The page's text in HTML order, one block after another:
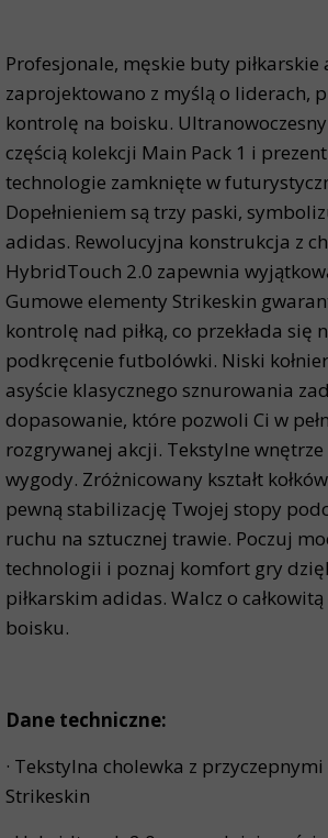
Profesjonale, męskie buty piłkarskie
zaprojektowano z myślą o liderach,
kontrolę na boisku.
częścią kolekcji Main Pack 1 i
technologie zamknięte w
Dopełnieniem są trzy paski,
adidas. Rewolucyjna konstrukcja z
HybridTouch 2.0 zapewnia
Gumowe elementy Strikeskin
kontrolę nad piłką, co przekłada się
podkręcenie futbolówki. Niski
asyście klasycznego sznurowania
dopasowanie, które pozwoli Ci w
rozgrywanej akcji. Tekstylne
wygody. Zróżnicowany kształt
pewną stabilizację Twojej stopy
ruchu na sztucznej trawie. Poczuj
technologii i poznaj komfort gry
piłkarskim adidas. Walcz o
boisku.
Dane techniczne:
· Tekstylna cholewka z
Strikeskin